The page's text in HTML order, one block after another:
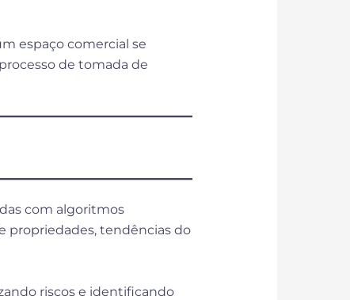
espaço comercial se
de tomada de
com algoritmos
propriedades, tendências do
riscos e identificando